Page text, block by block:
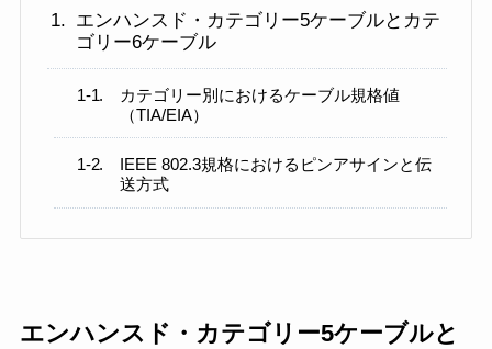
エンハンスド・カテゴリー5ケーブルとカテ
ゴリー6ケーブル
カテゴリー別におけるケーブル規格値
（TIA/EIA）
IEEE 802.3規格におけるピンアサインと伝
送方式
エンハンスド・カテゴリー5ケーブルと